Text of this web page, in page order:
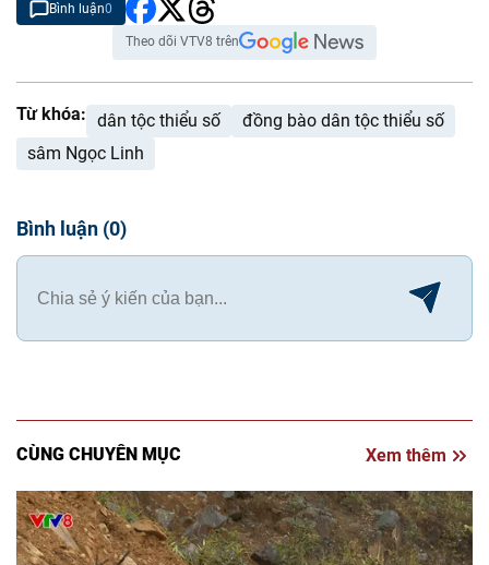
Bình luận0
Theo dõi VTV8 trên
Từ khóa: dân tộc thiểu số
đồng bào dân tộc thiểu số
sâm Ngọc Linh
Bình luận (0)
CÙNG CHUYÊN MỤC Xem thêm